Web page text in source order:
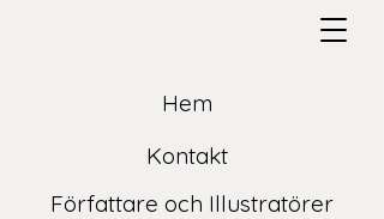
Hem
Kontakt
Författare och Illustratörer